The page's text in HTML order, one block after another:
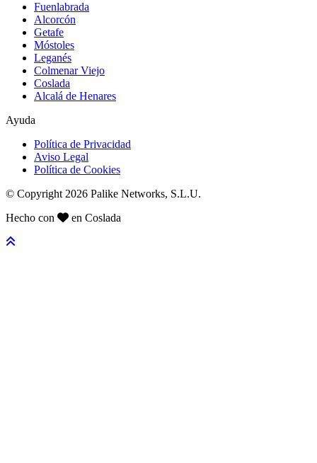
Fuenlabrada
Alcorcón
Getafe
Móstoles
Leganés
Colmenar Viejo
Coslada
Alcalá de Henares
Ayuda
Política de Privacidad
Aviso Legal
Política de Cookies
© Copyright 2026 Palike Networks, S.L.U.
Hecho con
en Coslada